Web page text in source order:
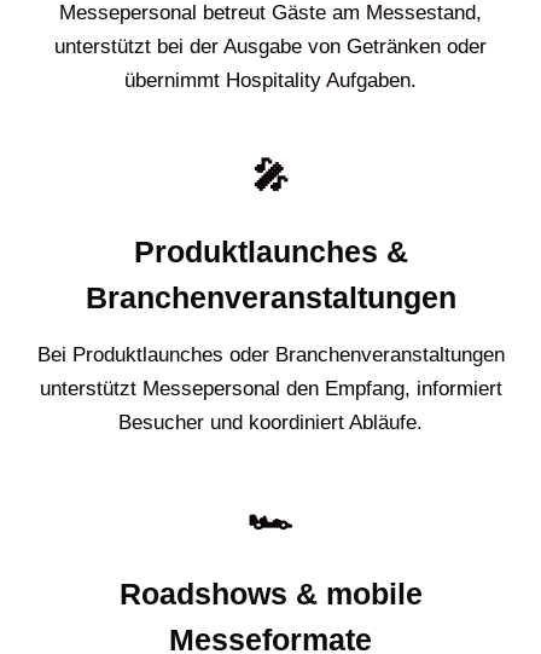
Messepersonal betreut Gäste am Messestand,
unterstützt bei der Ausgabe von Getränken oder
übernimmt Hospitality Aufgaben.
🎤
Produktlaunches &
Branchenveranstaltungen
Bei Produktlaunches oder Branchenveranstaltungen
unterstützt Messepersonal den Empfang, informiert
Besucher und koordiniert Abläufe.
🏎️
Roadshows & mobile
Messeformate